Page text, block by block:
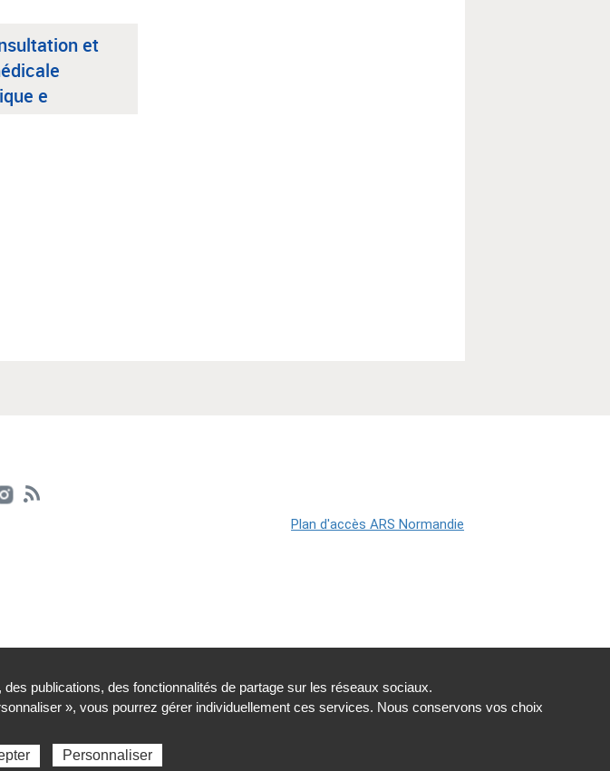
publications, des fonctionnalités de partage sur les réseaux sociaux.
», vous pourrez gérer individuellement ces services. Nous conservons vos choix
Personnaliser
et
e
Gestion des cookies
au site de votre Agence régionale de santé